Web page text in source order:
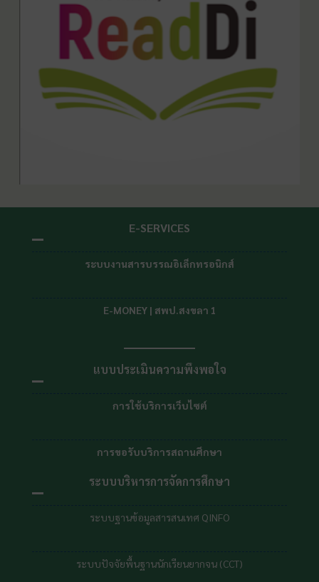
E-SERVICES
ระบบงานสารบรรณอิเล็กทรอนิกส์
E-MONEY | สพป.สงขลา 1
แบบประเมินความพึงพอใจ
การใช้บริการเว็บไซต์
การขอรับบริการสถานศึกษา
ระบบบริหารการจัดการศึกษา
ระบบฐานข้อมูลสารสนเทศ QINFO
ระบบปัจจัยพื้นฐานนักเรียนยากจน (CCT)